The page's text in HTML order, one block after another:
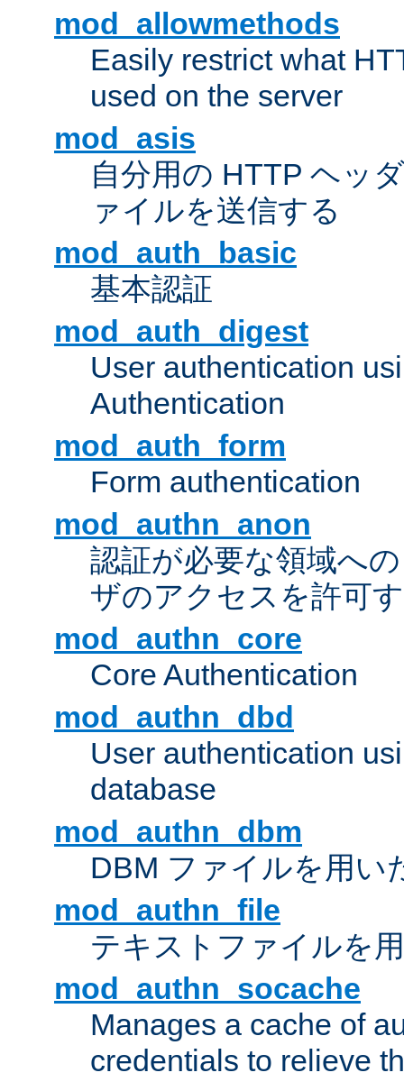
mod_allowmethods
Easily restrict what
used on the server
mod_asis
自分用の HTTP ヘッ
ァイルを送信する
mod_auth_basic
基本認証
mod_auth_digest
User authentication
Authentication
mod_auth_form
Form authentication
mod_authn_anon
認証が必要な領域へ
ザのアクセスを許可
mod_authn_core
Core Authentication
mod_authn_dbd
User authentication
database
mod_authn_dbm
DBM ファイルを用い
mod_authn_file
テキストファイルを
mod_authn_socache
Manages a cache of
credentials to relieve